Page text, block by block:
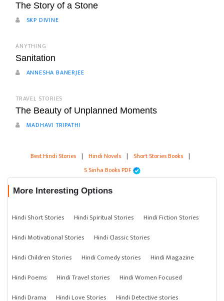
The Story of a Stone
SKP DIVINE
ANYTHING
Sanitation
ANNESHA BANERJEE
TRAVEL STORIES
The Beauty of Unplanned Moments
MADHAVI TRIPATHI
Best Hindi Stories | Hindi Novels | Short Stories Books |
S Sinha Books PDF
More Interesting Options
Hindi Short Stories Hindi Spiritual Stories
Hindi Fiction Stories
Hindi Motivational Stories
Hindi Classic Stories
Hindi Children Stories
Hindi Comedy stories
Hindi Magazine
Hindi Poems
Hindi Travel stories
Hindi Women Focused
Hindi Drama
Hindi Love Stories
Hindi Detective stories